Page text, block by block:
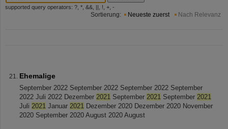
supported query operators: ?, *, &&, ||, !, +, -
Sortierung: Neueste zuerst Nach Relevanz
Ehemalige
September 2022 September 2022 September 2022 September
2022 Juli 2022 Dezember 2021 September 2021 September 2021
Juli 2021 Januar 2021 Dezember 2020 Dezember 2020 November
2020 September 2020 August 2020 August